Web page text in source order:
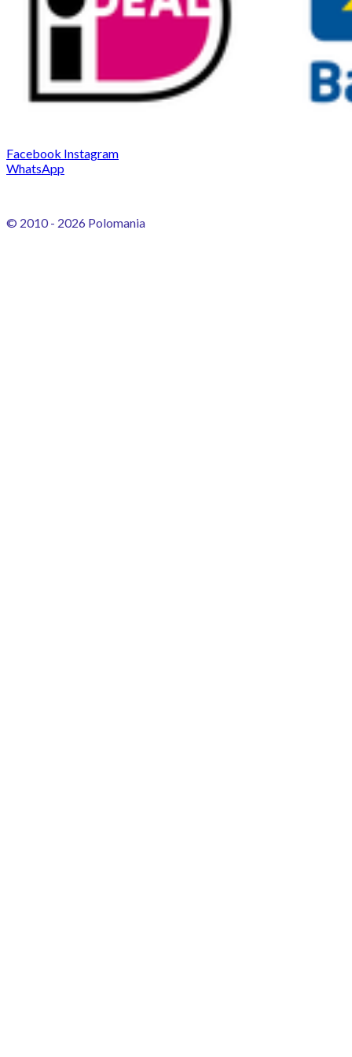
Facebook Instagram
WhatsApp
© 2010 - 2026 Polomania